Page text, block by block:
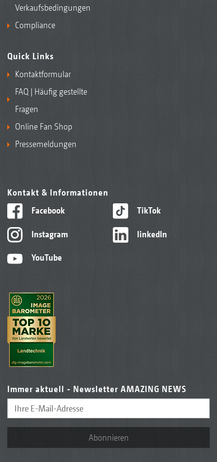
Verkaufsbedingungen
Compliance
Quick Links
Kontaktformular
FAQ | Häufig gestellte
Fragen
Online Fan Shop
Pressemeldungen
Kontakt & Informationen
Facebook
Instagram
YouTube
TikTok
linkedIn
Immer aktuell - Newsletter AMAZING NEWS
Abonnieren